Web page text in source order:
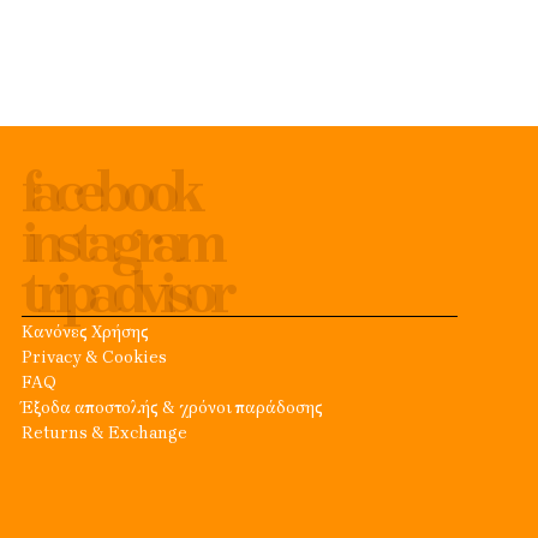
facebook
instagram
tripadvisor
Κανόνες Χρήσης
Privacy & Cookies
FAQ
Έξοδα αποστολής & χρόνοι παράδοσης
Returns & Exchange